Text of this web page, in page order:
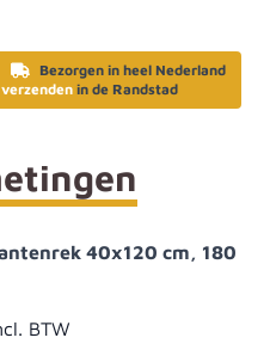
Bezorgen in heel Nederland
in de Randstad
40x120 cm, 180